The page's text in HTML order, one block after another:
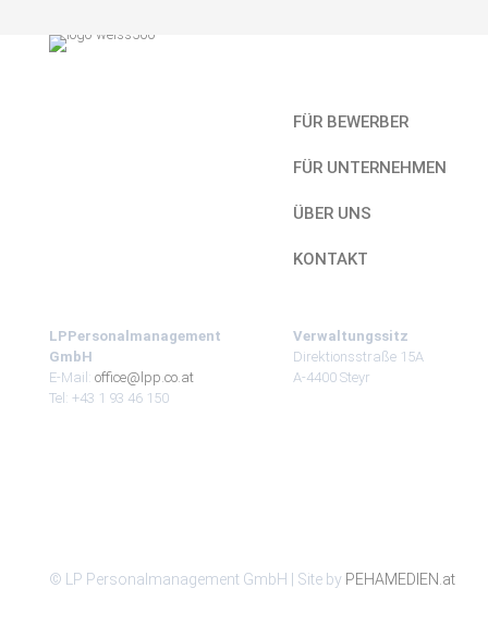
FÜR BEWERBER
FÜR UNTERNEHMEN
ÜBER UNS
KONTAKT
LPPersonalmanagement
GmbH
E-Mail: office@lpp.co.at
Tel: +43 1 93 46 150
Verwaltungssitz
Direktionsstraße 15A
A-4400 Steyr
© LP Personalmanagement GmbH | Site by PEHAMEDIEN.at